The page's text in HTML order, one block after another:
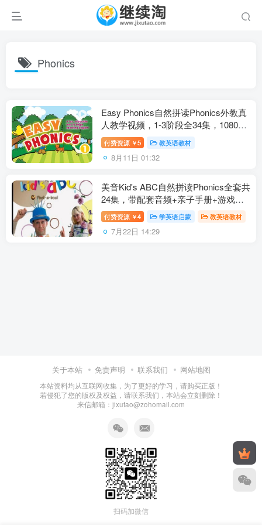
Phonics
Easy Phonics自然拼读Phonics外教真
人教学视频，1-3阶段全34集，1080P
高清视频，百度网盘下载！
付费资源 ￥5 教英语教材
8月11日 01:32
美音Kid's ABC自然拼读Phonics全套共
24集，带配套音频+亲子手册+游戏手
册，百度网盘下载！
付费资源 ￥4 学英语启蒙 教英语教材
7月22日 14:29
关于本站 免责声明 联系我们 网站地图
本站资料均从互联网收集，为了更好的学习，请购买正版！
若侵犯了您的版权及权益，请联系我们，本站会立刻删除！
来信邮箱：jixutao@zohomail.com
扫码加微信